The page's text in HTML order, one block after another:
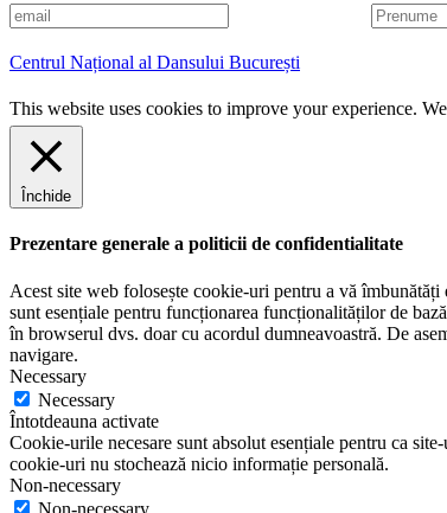
E
m
a
i
l
P
r
u
m
Centrul Național al Dansului București
This website uses cookies to improve your experience.
Închide
Prezentare generale a politicii de confidentialitate
Acest site web folosește cookie-uri pentru a vă
sunt esențiale pentru funcționarea funcționalităților de
în browserul dvs. doar cu acordul dumneavoastră. De
navigare.
Necessary
Necessary
Întotdeauna activate
Cookie-urile necesare sunt absolut esențiale pentru ca
cookie-uri nu stochează nicio informație personală.
Non-necessary
Non-necessary